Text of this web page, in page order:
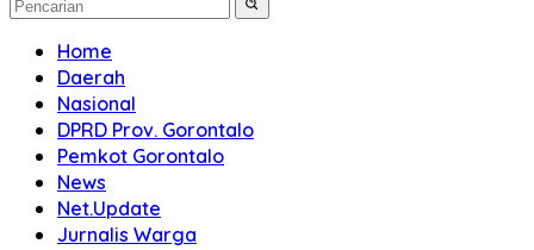
Home
Daerah
Nasional
DPRD Prov. Gorontalo
Pemkot Gorontalo
News
Net.Update
Jurnalis Warga